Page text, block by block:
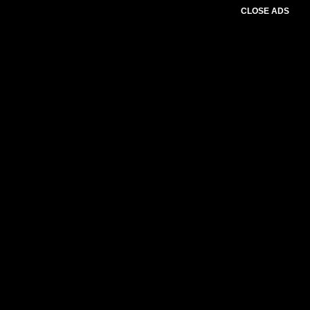
CLOSE ADS